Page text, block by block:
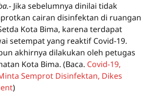
Jika sebelumnya dinilai tidak
cairan disinfektan di ruangan
Kota Bima, karena terdapat
setempat yang reaktif Covid-19.
akhirnya dilakukan oleh petugas
Kota Bima. (Baca. Covid-19,
Semprot Disinfektan, Dikes
)